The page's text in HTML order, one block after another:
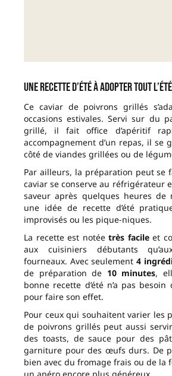
Une recette d’été à adopter tout l’été
Ce caviar de poivrons grillés
occasions estivales. Servi sur du
grillé, il fait office d’apéritif
accompagnement d’un repas, il se
côté de viandes grillées ou de
Par ailleurs, la préparation peut se
caviar se conserve au réfrigérateur
saveur après quelques heures de
une idée de recette d’été
improvisés ou les pique-niques.
La recette est notéetrès facileet
aux cuisiniers débutants
fourneaux. Avec seulement4
de préparation de 10 minutes,
bonne recette d’été n’a pas besoin
pour faire son effet.
Pour ceux qui souhaitent varier les
de poivrons grillés peut aussi
des toasts, de sauce pour des
garniture pour des œufs durs. De
bien avec du fromage frais ou de la
un apéro encore plus généreux.